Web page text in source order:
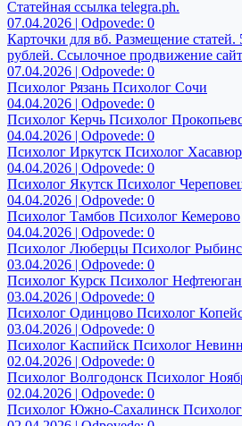
Статейная ссылка telegra.ph.
07.04.2026 | Odpovede: 0
Карточки для вб. Размещение статей.
рублей. Ссылочное продвижение
07.04.2026 | Odpovede: 0
Психолог Рязань Психолог Сочи
04.04.2026 | Odpovede: 0
Психолог Керчь Психолог
04.04.2026 | Odpovede: 0
Психолог Иркутск Психолог
04.04.2026 | Odpovede: 0
Психолог Якутск Психолог
04.04.2026 | Odpovede: 0
Психолог Тамбов Психолог Кемерово
04.04.2026 | Odpovede: 0
Психолог Люберцы Психолог
03.04.2026 | Odpovede: 0
Психолог Курск Психолог
03.04.2026 | Odpovede: 0
Психолог Одинцово Психолог
03.04.2026 | Odpovede: 0
Психолог Каспийск Психолог
02.04.2026 | Odpovede: 0
Психолог Волгодонск Психолог
02.04.2026 | Odpovede: 0
Психолог Южно-Сахалинск Психолог